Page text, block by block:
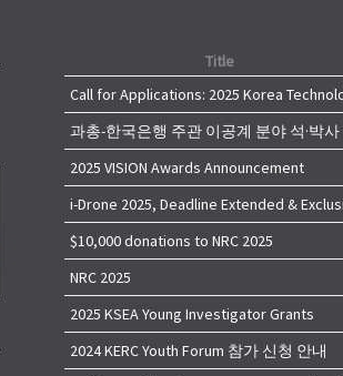
Title
2025 VISION Awards Announcement
$10,000 donations to NRC 2025
NRC 2025
2025 KSEA Young Investigator Grants
2024 KERC Youth Forum 참가 신청 안내